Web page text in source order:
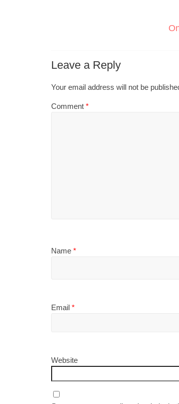
Leave a Reply
Your email address will not be
Comment *
Name *
Email *
Website